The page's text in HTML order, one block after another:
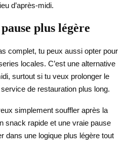
d’après-midi.
plus légère
complet, tu peux aussi opter pour
locales. C’est une alternative
surtout si tu veux prolonger le
de restauration plus long.
simplement souffler après la
snack rapide et une vraie pause
dans une logique plus légère tout